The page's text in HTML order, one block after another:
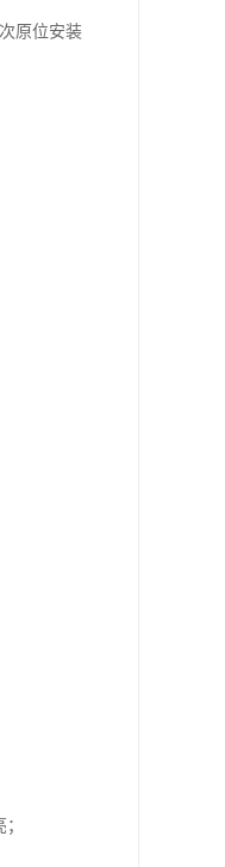
原位安装